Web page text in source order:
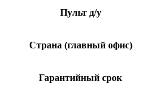
Пульт д/у
Страна (главный офис)
Гарантийный срок